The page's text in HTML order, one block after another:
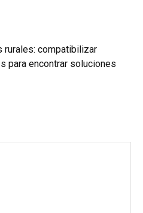
rurales: compatibilizar
para encontrar soluciones